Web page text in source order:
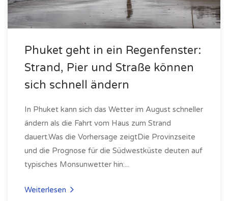
Phuket geht in ein Regenfenster:
Strand, Pier und Straße können
sich schnell ändern
In Phuket kann sich das Wetter im August schneller
ändern als die Fahrt vom Haus zum Strand
dauert.Was die Vorhersage zeigtDie Provinzseite
und die Prognose für die Südwestküste deuten auf
typisches Monsunwetter hin:...
Weiterlesen